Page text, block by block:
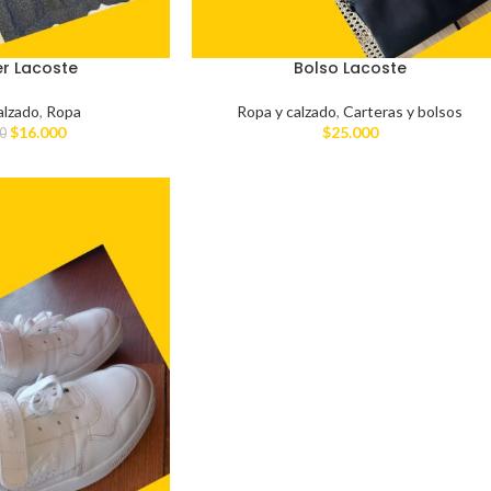
Lacoste
, Ropa
$16.000
Bolso Lacoste
Ropa y calzado,Carteras y bolsos
$25.000